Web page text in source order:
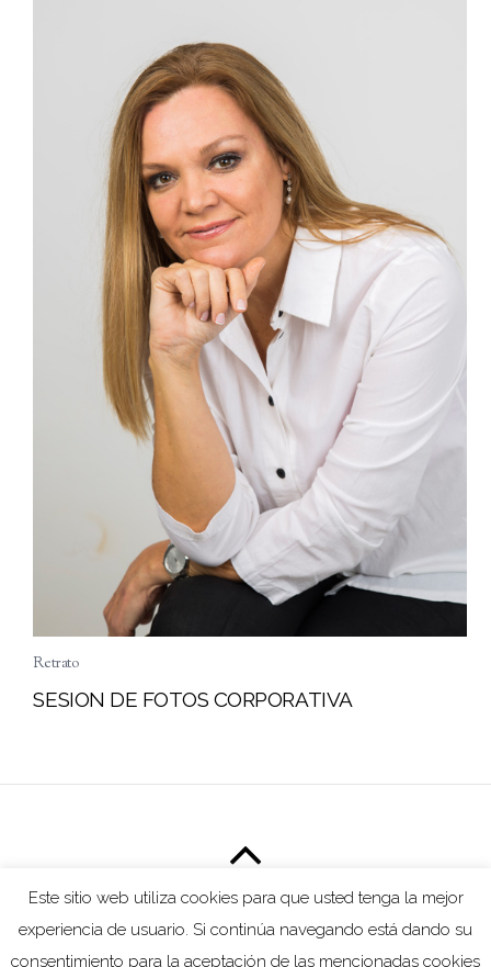
Retrato
SESION DE FOTOS CORPORATIVA
ESTUDIO5CON6
Este sitio web utiliza cookies para que usted tenga la mejor
experiencia de usuario. Si continúa navegando está dando su
consentimiento para la aceptación de las mencionadas cookies